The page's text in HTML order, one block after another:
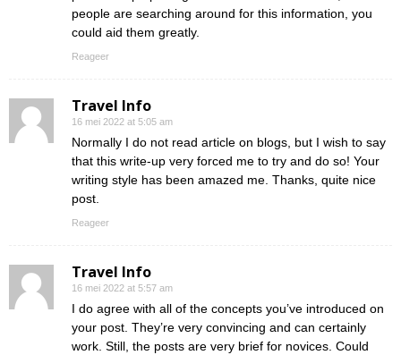
people are searching around for this information, you
could aid them greatly.
Reageer
Travel Info
16 mei 2022 at 5:05 am
Normally I do not read article on blogs, but I wish to say
that this write-up very forced me to try and do so! Your
writing style has been amazed me. Thanks, quite nice
post.
Reageer
Travel Info
16 mei 2022 at 5:57 am
I do agree with all of the concepts you’ve introduced on
your post. They’re very convincing and can certainly
work. Still, the posts are very brief for novices. Could